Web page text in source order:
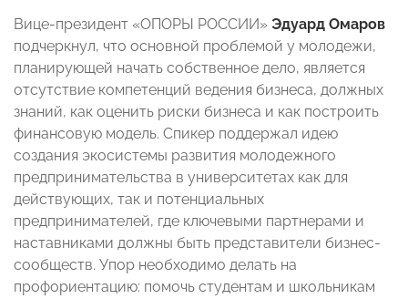
Вице-президент «ОПОРЫ РОССИИ» Эдуард Омаров
подчеркнул, что основной проблемой у молодежи,
планирующей начать собственное дело, является
отсутствие компетенций ведения бизнеса, должных
знаний, как оценить риски бизнеса и как построить
финансовую модель. Спикер поддержал идею
создания экосистемы развития молодежного
предпринимательства в университетах как для
действующих, так и потенциальных
предпринимателей, где ключевыми партнерами и
наставниками должны быть представители бизнес-
сообществ. Упор необходимо делать на
профориентацию: помочь студентам и школьникам